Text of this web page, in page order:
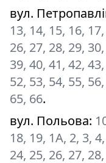
вул.
13, 14, 15, 16,
26, 27, 28, 29,
39, 40, 41, 42,
52, 53, 54, 55,
65, 66.
вул. Польова:
18, 19, 1А, 2, 3,
24, 25, 26, 27,